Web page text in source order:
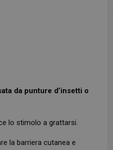
da punture d’insetti o
lo stimolo a grattarsi.
la barriera cutanea e